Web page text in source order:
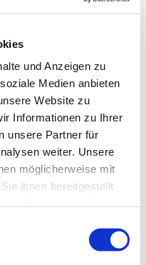
und Anzeigen zu
Medien anbieten
Website zu
Informationen zu Ihrer
unsere Partner für
weiter. Unsere
möglicherweise mit
ihnen bereitgestellt
auch